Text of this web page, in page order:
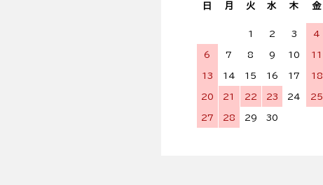
日 月 火 水 木 金
1 2 3 4
6 7 8 9 10 11
13 14 15 16 17 18
20 21 22 23 24 25
27 28 29 30